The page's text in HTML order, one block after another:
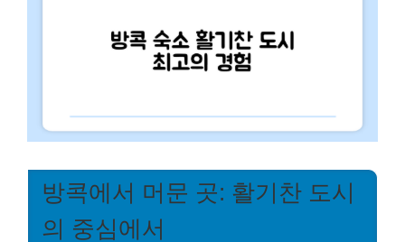
방콕에서 머문 곳: 활기찬 도시
의 중심에서